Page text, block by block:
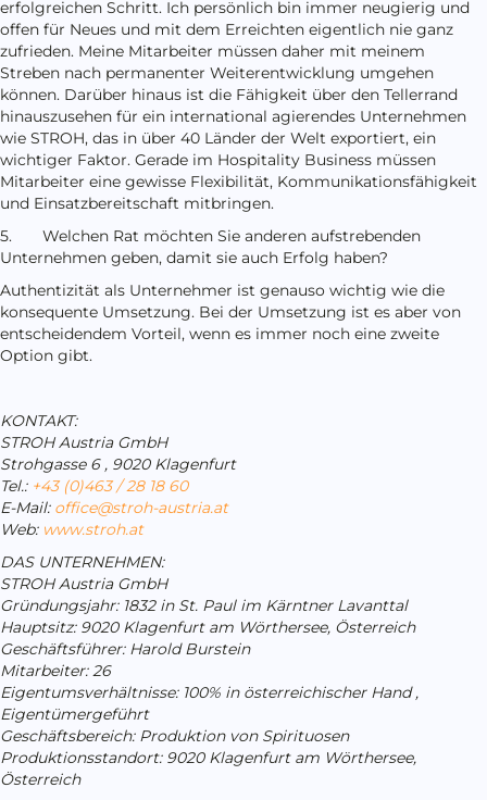
erfolgreichen Schritt. Ich persönlich bin immer neugierig und
offen für Neues und mit dem Erreichten eigentlich nie ganz
zufrieden. Meine Mitarbeiter müssen daher mit meinem
Streben nach permanenter Weiterentwicklung umgehen
können. Darüber hinaus ist die Fähigkeit über den Tellerrand
hinauszusehen für ein international agierendes Unternehmen
wie STROH, das in über 40 Länder der Welt exportiert, ein
wichtiger Faktor. Gerade im Hospitality Business müssen
Mitarbeiter eine gewisse Flexibilität, Kommunikationsfähigkeit
und Einsatzbereitschaft mitbringen.
5. Welchen Rat möchten Sie anderen aufstrebenden
Unternehmen geben, damit sie auch Erfolg haben?
Authentizität als Unternehmer ist genauso wichtig wie die
konsequente Umsetzung. Bei der Umsetzung ist es aber von
entscheidendem Vorteil, wenn es immer noch eine zweite
Option gibt.
KONTAKT:
STROH Austria GmbH
Strohgasse 6 , 9020 Klagenfurt
Tel.: +43 (0)463 / 28 18 60
E-Mail: office@stroh-austria.at
Web: www.stroh.at
DAS UNTERNEHMEN:
STROH Austria GmbH
Gründungsjahr: 1832 in St. Paul im Kärntner Lavanttal
Hauptsitz: 9020 Klagenfurt am Wörthersee, Österreich
Geschäftsführer: Harold Burstein
Mitarbeiter: 26
Eigentumsverhältnisse: 100% in österreichischer Hand ,
Eigentümergeführt
Geschäftsbereich: Produktion von Spirituosen
Produktionsstandort: 9020 Klagenfurt am Wörthersee,
Österreich